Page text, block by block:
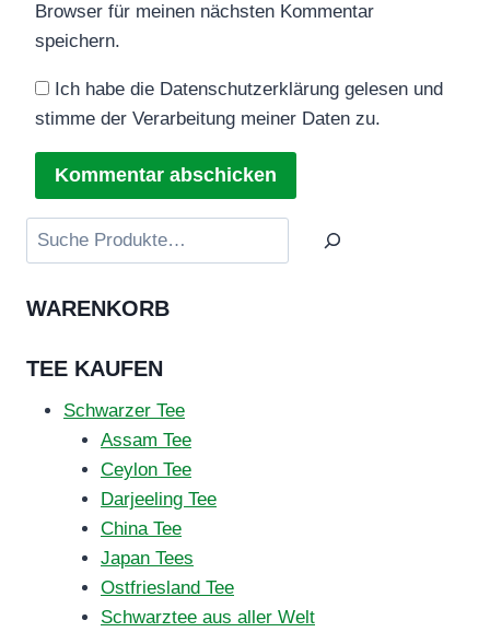
Browser für meinen nächsten Kommentar
speichern.
Ich habe die Datenschutzerklärung gelesen und
stimme der Verarbeitung meiner Daten zu.
Suchen
WARENKORB
TEE KAUFEN
Schwarzer Tee
Assam Tee
Ceylon Tee
Darjeeling Tee
China Tee
Japan Tees
Ostfriesland Tee
Schwarztee aus aller Welt